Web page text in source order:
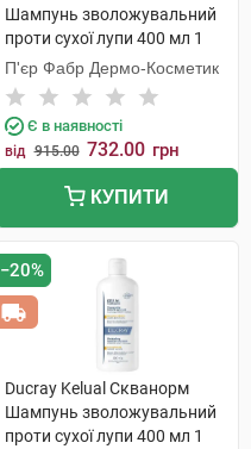
Шампунь зволожувальний
проти сухої лупи 400 мл 1
пауч
П'єр Фабр Дермо-Косметик
Є в наявності
від 915.00 732.00 грн
КУПИТИ
−20%
Ducray Kelual Скванорм
Шампунь зволожувальний
проти сухої лупи 400 мл 1